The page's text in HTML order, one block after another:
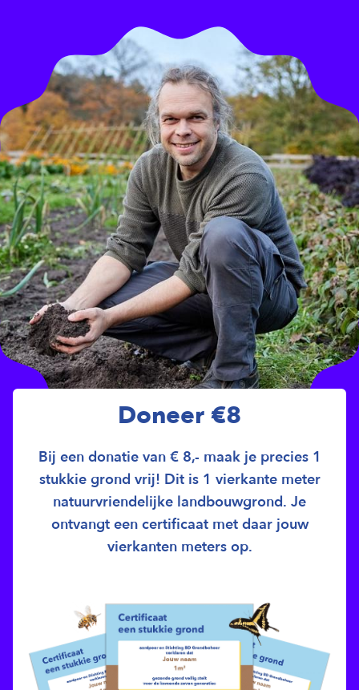
Doneer €8
Bij een donatie van € 8,- maak je precies 1
stukkie grond vrij! Dit is 1 vierkante meter
natuurvriendelijke landbouwgrond. Je
ontvangt een certificaat met daar jouw
vierkanten meters op.